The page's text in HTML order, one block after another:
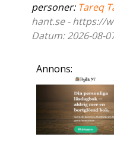
personer: Tareq
hant.se - https://
Datum: 2026-08-
Annons: